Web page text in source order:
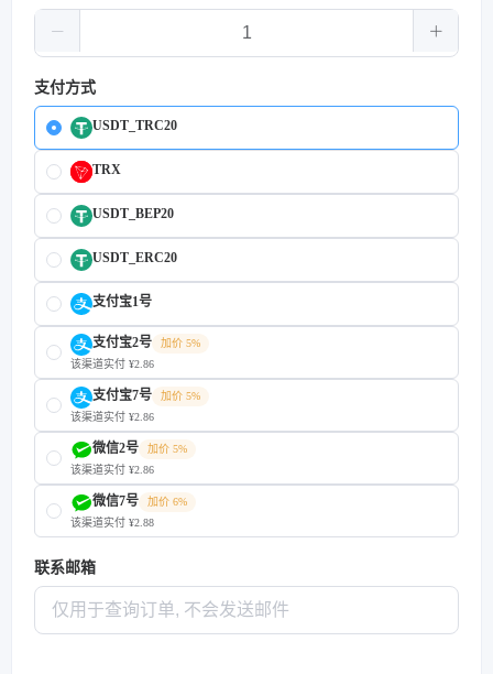
支付方式
USDT_TRC20
TRX
USDT_BEP20
USDT_ERC20
支付宝1号
支付宝2号
加价 5%
该渠道实付 ¥2.86
支付宝7号
加价 5%
该渠道实付 ¥2.86
微信2号
加价 5%
该渠道实付 ¥2.86
微信7号
加价 6%
该渠道实付 ¥2.88
联系邮箱